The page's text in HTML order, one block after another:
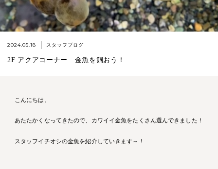
2024.05.18 スタッフブログ
2F アクアコーナー 金魚を飼おう！
こんにちは。
あたたかくなってきたので、カワイイ金魚をたくさん選んできました！
スタッフイチオシの金魚を紹介していきます～！